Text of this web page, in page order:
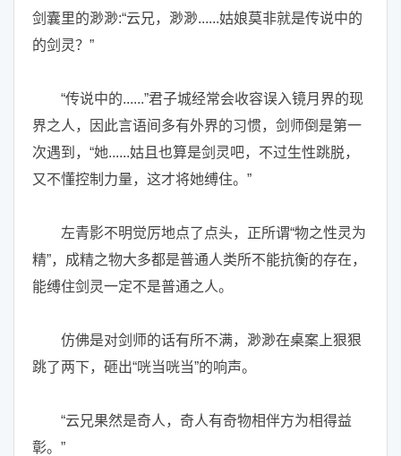
剑囊里的渺渺:“云兄，渺渺......姑娘莫非就是传说中的
的剑灵？”
“传说中的......”君子城经常会收容误入镜月界的现
界之人，因此言语间多有外界的习惯，剑师倒是第一
次遇到，“她......姑且也算是剑灵吧，不过生性跳脱，
又不懂控制力量，这才将她缚住。”
左青影不明觉厉地点了点头，正所谓“物之性灵为
精”，成精之物大多都是普通人类所不能抗衡的存在，
能缚住剑灵一定不是普通之人。
仿佛是对剑师的话有所不满，渺渺在桌案上狠狠
跳了两下，砸出“咣当咣当”的响声。
“云兄果然是奇人，奇人有奇物相伴方为相得益
彰。”